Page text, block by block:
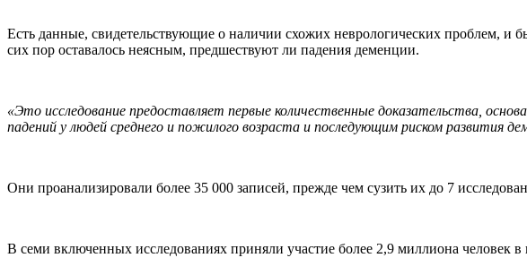
Есть данные, свидетельствующие о наличии схожих неврологических проблем,
сих пор оставалось неясным, предшествуют ли падения деменции.
«Это исследование предоставляет первые количественные доказательства,
падений у людей среднего и пожилого возраста и последующим риском развития
Они проанализировали более 35 000 записей, прежде чем сузить их до 7
В семи включенных исследованиях приняли участие более 2,9 миллиона человек